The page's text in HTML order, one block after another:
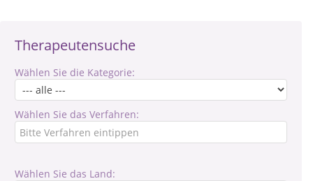
Therapeutensuche
Wählen Sie die Kategorie:
Wählen Sie das Verfahren:
Wählen Sie das Land: